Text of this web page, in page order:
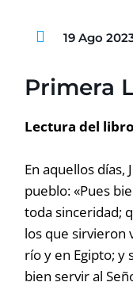
19 Ago
Primera
Lectura del
En aquellos días,
pueblo: «Pues
toda sinceridad;
los que sirvieron
río y en Egipto; y
bien servir al